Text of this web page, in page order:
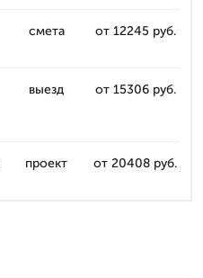
смета от 12245 руб.
выезд от 15306 руб.
проект от 20408 руб.